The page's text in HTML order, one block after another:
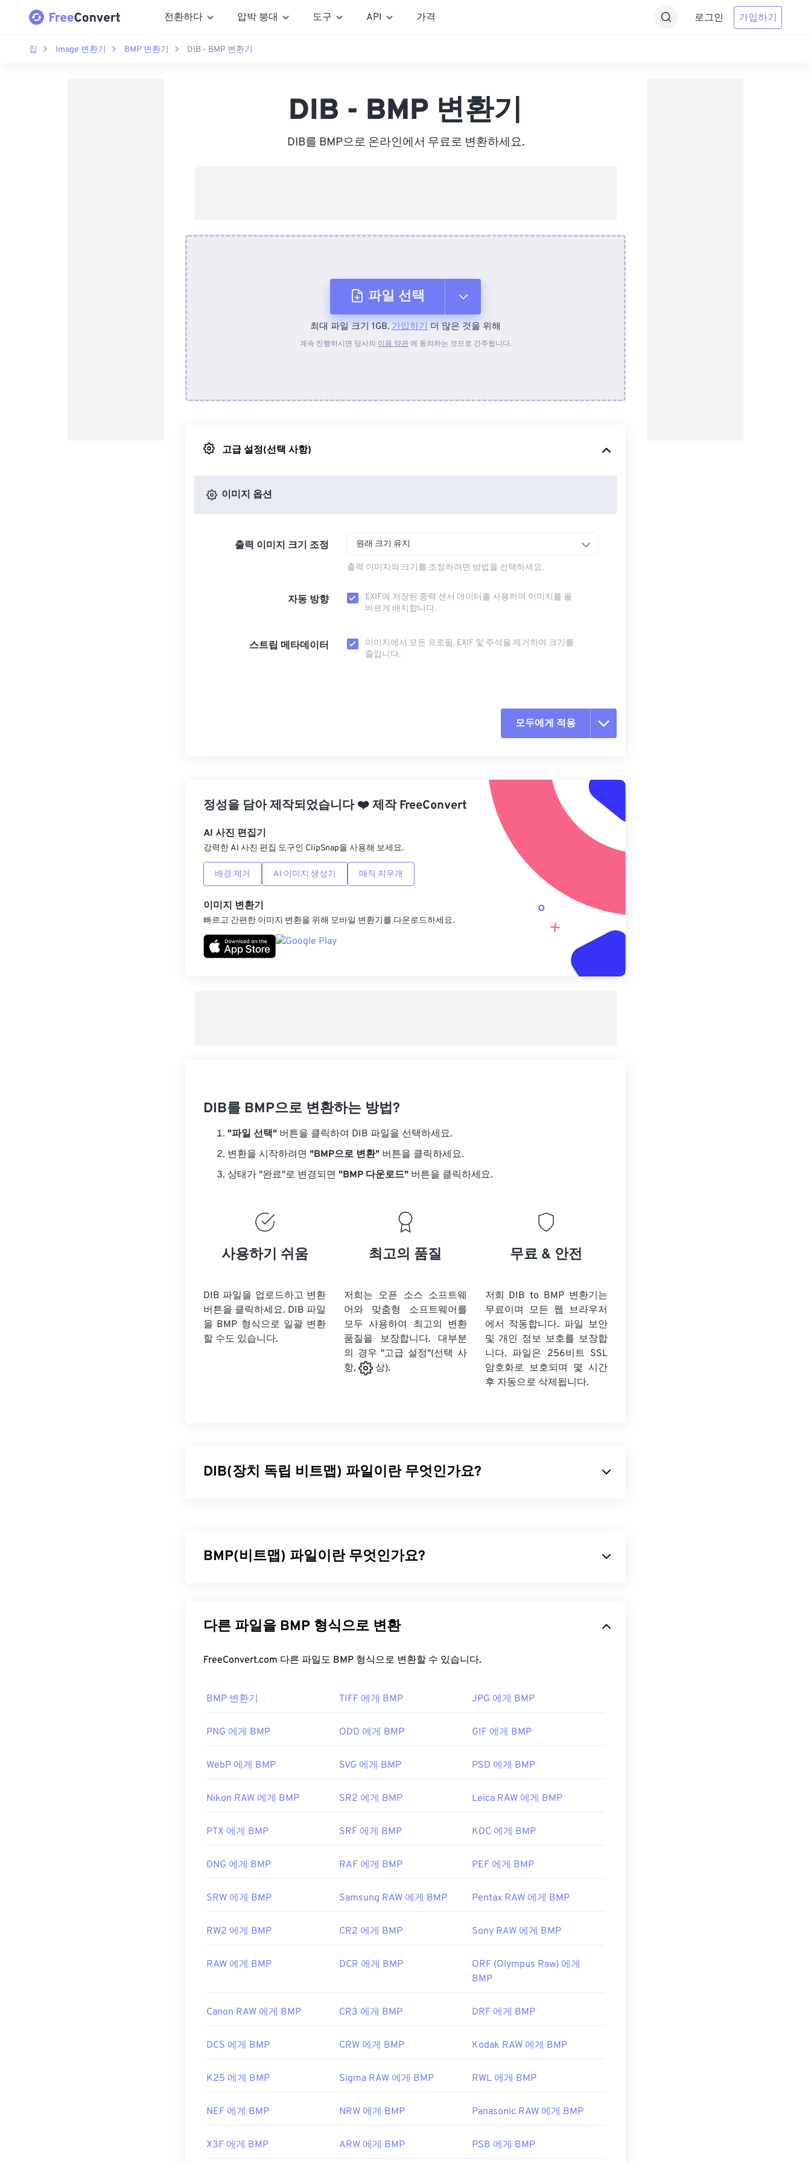
전환하다 압박 붕대 도구 API 가격 로그인 가입하기
집 Image 변환기 BMP 변환기 DIB - BMP 변환기
DIB - BMP 변환기
DIB를 BMP으로 온라인에서 무료로 변환하세요.
파일 선택
장치에서
최대 파일 크기 1GB. 가입하기 더 많은 것을 위해
계속 진행하시면 당사의 이용 약관에 동의하는 것으로 간주됩니다.
고급 설정(선택 사항)
이미지 옵션
출력 이미지 크기 조정 원래 크기 유지
출력 이미지의 크기를 조정하려면 방법을 선택하세요.
자동 방향
EXIF에 저장된 중력 센서 데이터를 사용하여 이미지를 올
바르게 배치합니다.
스트립 메타데이터
이미지에서 모든 프로필, EXIF ​​및 주석을 제거하여 크기를
줄입니다.
모두에게 적용
사전 설정에서 적용
사전 설정으로 저장
정성을 담아 제작되었습니다❤️제작FreeConvert
AI 사진 편집기
강력한 AI 사진 편집 도구인 ClipSnap을 사용해 보세요.
배경 제거 AI 이미지 생성기 매직 지우개
이미지 변환기
빠르고 간편한 이미지 변환을 위해 모바일 변환기를 다운로드하세요.
DIB를 BMP으로 변환하는 방법?
"파일 선택" 버튼을 클릭하여 DIB 파일을 선택하세요.
변환을 시작하려면 "BMP으로 변환" 버튼을 클릭하세요.
상태가 "완료"로 변경되면 "BMP 다운로드" 버튼을 클릭하세요.
사용하기 쉬움
DIB 파일을 업로드하고 변환
버튼을 클릭하세요. DIB 파일
을 BMP 형식으로 일괄 변환
할 수도 있습니다.
최고의 품질
저희는 오픈 소스 소프트웨
어와 맞춤형 소프트웨어를
모두 사용하여 최고의 변환
품질을 보장합니다. 대부분
의 경우 "고급 설정"(선택 사
항,
상).
무료 & 안전
저희 DIB to BMP 변환기는
무료이며 모든 웹 브라우저
에서 작동합니다. 파일 보안
및 개인 정보 보호를 보장합
니다. 파일은 256비트 SSL
암호화로 보호되며 몇 시간
후 자동으로 삭제됩니다.
DIB(장치 독립 비트맵) 파일이란 무엇인가요?
반면, 하향식은 압축할 수 있다는 것입니다. 자세한 내용은 Microsoft에서 DIB의 기술적인 측면
을 설명하는 훌륭한
문서를 참조하십시오.
DIB는 장치 독립적인 파일 형식이므로 여러 플랫폼의 대부분의 이미지 뷰어에서 열립니다. 예를
들어 Microsoft Windows에서는 그림판에서 열리고, macOS에서는
서 쉽게 열립니다. 또한 Linux/Unix를 비롯한 모든 플랫폼에서XnView MP
XNConvert와 같은 다양한 무료 이미지 변환 프로그램을 사용할 수 있습니다. FreeConvert의 무
로변환할 수 있습니다. DIB 파일의 좋은 점 중 하나는 무료 텍스트 편집기로 열 수 있다는 것입
최초 출시: 1985년 11월 20일
BMP(비트맵) 파일이란 무엇인가요?
정합니다. BMP는 주로 사진의 디지털 출판에 사용됩니다. 하지만 압축률이 낮기 때문에 BMP 파
일은 일반적으로 크기가 큽니다.
BMP 파일을 어떻게 여나요?
에서 쉽게 열리며, Microsoft 운영 체제와 관련이 있는 경우가 많습니다. Microsoft와의 연관성에
수 있습니다.
BMP 파일을 여는 것 외에도 Adobe Illustrator
와 같은 다양한 애플리케이션을 사용하여 BMP 파
것이 좋습니다. BMP 파일을 열 수 있는 다른 애플리케이션으로는 AdobePhotoshop, Microsoft
개발자:Microsoft Corporation
유용한 링크:
https://docs.microsoft.com/en-us/windows/win32/gdi/비트맵
다른 파일을 BMP 형식으로 변환
FreeConvert.com 다른 파일도 BMP 형식으로 변환할 수 있습니다.
BMP 변환기 TIFF 에게 BMP JPG 에게 BMP
PNG 에게 BMP ODD 에게 BMP GIF 에게 BMP
WebP 에게 BMP SVG 에게 BMP PSD 에게 BMP
Nikon RAW 에게 BMP SR2 에게 BMP Leica RAW 에게 BMP
PTX 에게 BMP SRF 에게 BMP KDC 에게 BMP
DNG 에게 BMP RAF 에게 BMP PEF 에게 BMP
SRW 에게 BMP Samsung RAW 에게 BMP Pentax RAW 에게 BMP
RW2 에게 BMP CR2 에게 BMP Sony RAW 에게 BMP
RAW 에게 BMP DCR 에게 BMP
ORF (Olympus Raw) 에게
BMP
Canon RAW 에게 BMP CR3 에게 BMP DRF 에게 BMP
DCS 에게 BMP CRW 에게 BMP Kodak RAW 에게 BMP
K25 에게 BMP Sigma RAW 에게 BMP RWL 에게 BMP
NEF 에게 BMP NRW 에게 BMP Panasonic RAW 에게 BMP
X3F 에게 BMP ARW 에게 BMP PSB 에게 BMP